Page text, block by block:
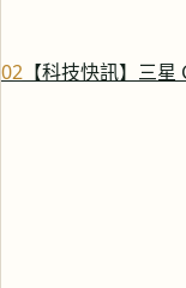
02 【科技快訊】三